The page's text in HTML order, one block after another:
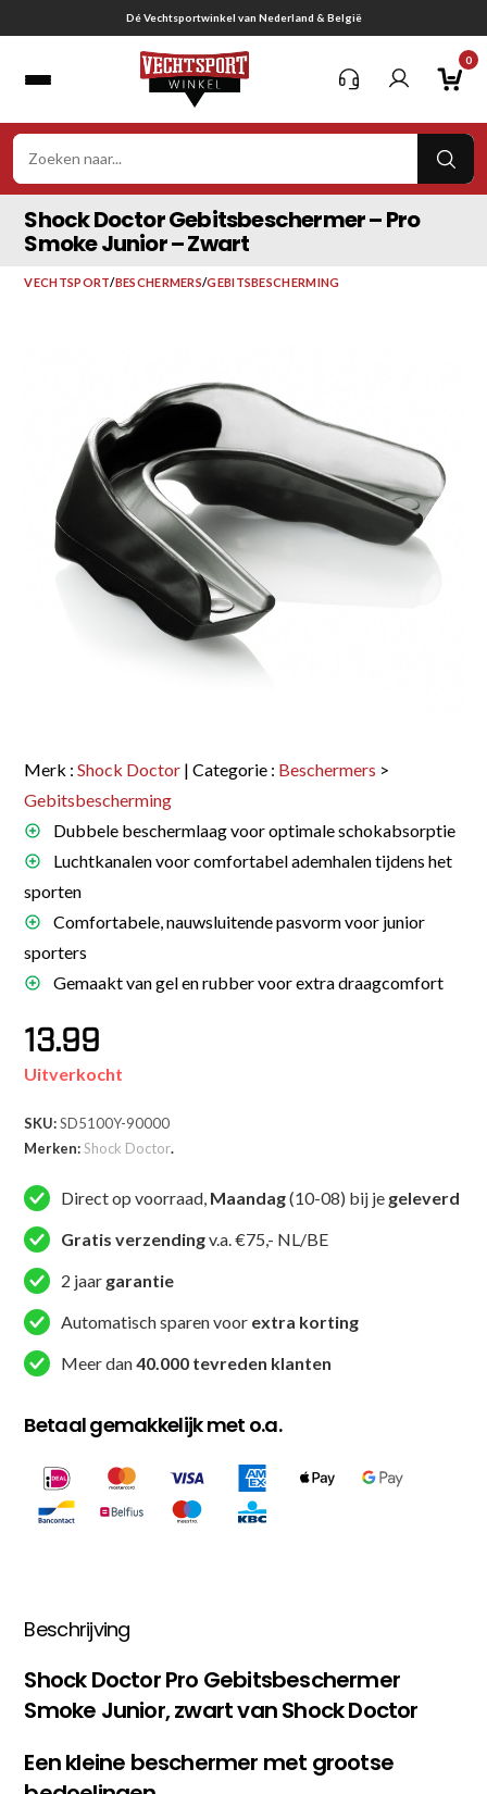
naar
Gratis verzending vanaf € 75,-
0
Shock Doctor Gebitsbeschermer – Pro
Smoke Junior – Zwart
VECHTSPORT/BESCHERMERS/GEBITSBESCHERMING
Merk :Shock Doctor | Categorie : Beschermers >
Gebitsbescherming
Dubbele beschermlaag voor optimale schokabsorptie
Luchtkanalen voor comfortabel ademhalen tijdens het
sporten
Comfortabele, nauwsluitende pasvorm voor junior
sporters
Gemaakt van gel en rubber voor extra draagcomfort
13.99
Uitverkocht
SKU:SD5100Y-90000
Merken:Shock Doctor.
Direct op voorraad, Maandag(10-08) bij je geleverd
Gratis verzendingv.a. €75,- NL/BE
2 jaar garantie
Automatisch sparen voor extra korting
Meer dan40.000 tevreden klanten
Betaal gemakkelijk met o.a.
Beschrijving
Shock Doctor Pro Gebitsbeschermer
Smoke Junior, zwart van Shock Doctor
Een kleine beschermer met grootse